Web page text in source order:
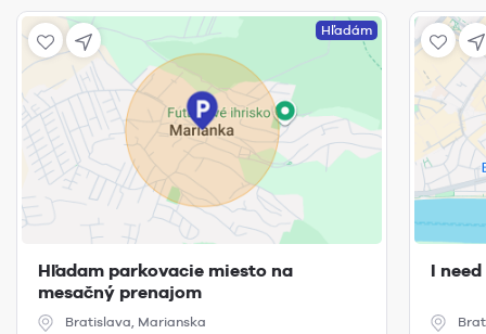
Hľadám
Hľadam parkovacie miesto na
mesačný prenajom
Bratislava, Marianska
I